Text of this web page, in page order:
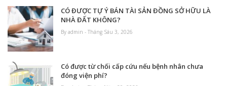
CÓ ĐƯỢC TỰ Ý BÁN TÀI SẢN ĐỒNG SỞ HỮU LÀ
NHÀ ĐẤT KHÔNG?
By admin - Tháng Sáu 3, 2026
Có được từ chối cấp cứu nếu bệnh nhân chưa
đóng viện phí?